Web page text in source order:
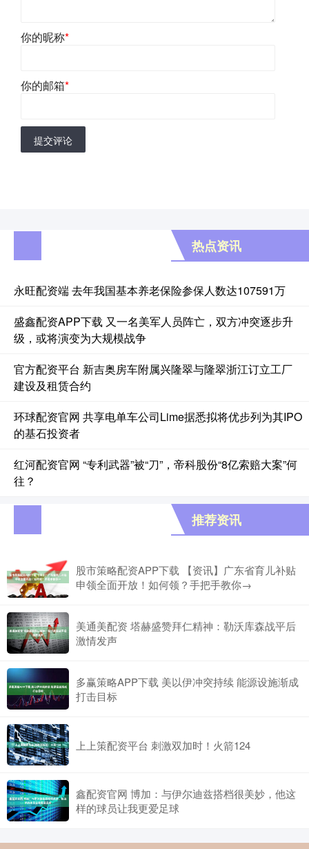
你的昵称*
你的邮箱*
提交评论
热点资讯
永旺配资端 去年我国基本养老保险参保人数达107591万
盛鑫配资APP下载 又一名美军人员阵亡，双方冲突逐步升
级，或将演变为大规模战争
官方配资平台 新吉奥房车附属兴隆翠与隆翠浙江订立工厂
建设及租赁合约
环球配资官网 共享电单车公司Lime据悉拟将优步列为其IPO
的基石投资者
红河配资官网 “专利武器”被“刀”，帝科股份“8亿索赔大案”何
往？
推荐资讯
股市策略配资APP下载 【资讯】广东省育儿补贴
申领全面开放！如何领？手把手教你→
美通美配资 塔赫盛赞拜仁精神：勒沃库森战平后
激情发声
多赢策略APP下载 美以伊冲突持续 能源设施渐成
打击目标
上上策配资平台 刺激双加时！火箭124
鑫配资官网 博加：与伊尔迪兹搭档很美妙，他这
样的球员让我更爱足球